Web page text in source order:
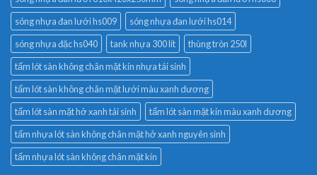
sóng nhựa đan lưới hs009
sóng nhựa đan lưới hs014
sóng nhựa đặc hs040
tank nhựa 300 lít
thùng tròn 250l
tấm lót sàn không chân mặt kín nhựa tái sinh
tấm lót sàn không chân mặt lưới màu xanh dương
tấm lót sàn mặt hở xanh tái sinh
tấm lót sàn mặt kín màu xanh dương
tấm nhựa lót sàn không chân mặt hở xanh nguyên sinh
tấm nhựa lót sàn không chân mặt kín